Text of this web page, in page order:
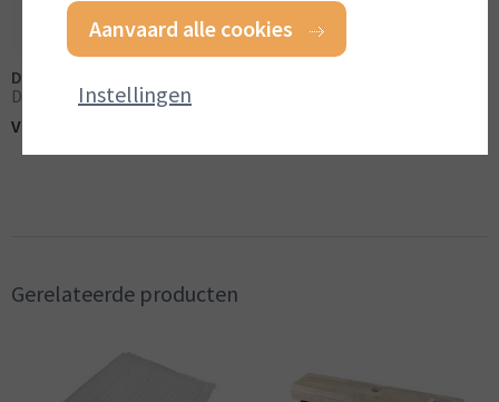
Drainage polyprop dia 50mm
Drainage
Vanaf:
Gerelateerde producten
Aanvaard alle cookies
Instellingen